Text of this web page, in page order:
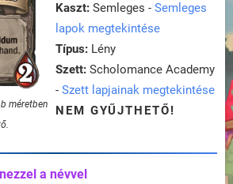
méretben
Kaszt: Semleges - Semleges
lapok megtekintése
Típus: Lény
Szett: Scholomance Academy
- Szett lapjainak megtekintése
NEM GYŰJTHETŐ!
a névvel